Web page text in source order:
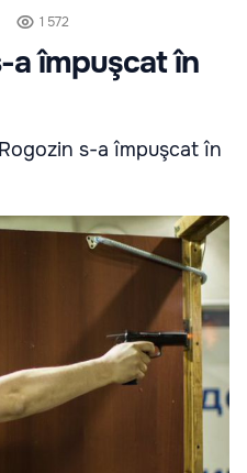
1 572
a împuşcat în
s-a împuşcat în